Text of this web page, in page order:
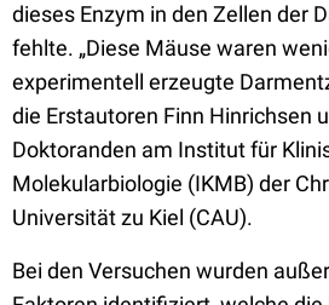
dieses Enzym in den Zellen der
fehlte. „Diese Mäuse waren
experimentell erzeugte
die Erstautoren Finn Hinrichsen
Doktoranden am Institut für
Molekularbiologie (IKMB) der
Universität zu Kiel (CAU).
Bei den Versuchen wurden